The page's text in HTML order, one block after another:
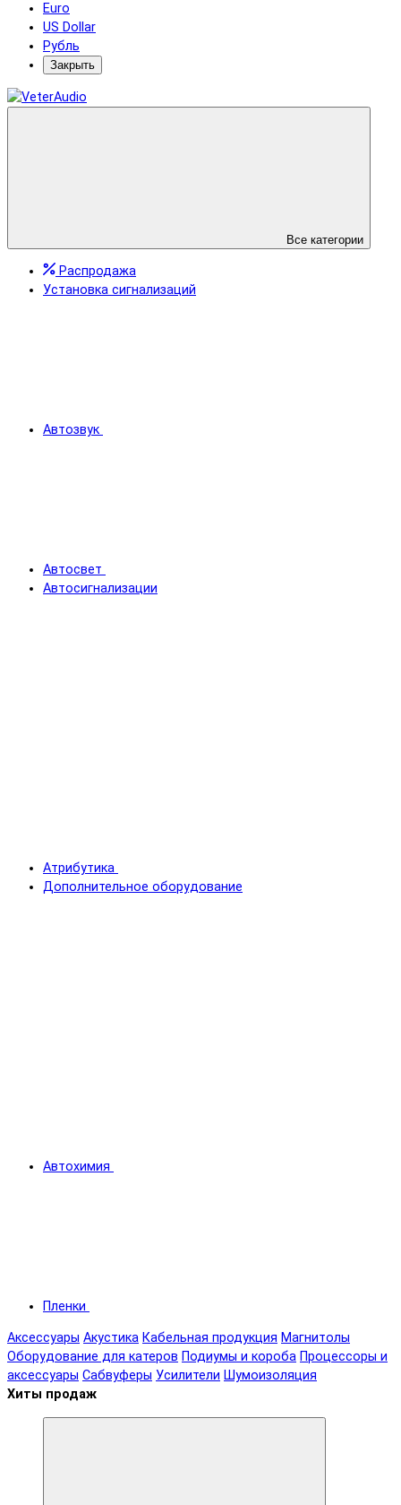
Euro
US Dollar
Рубль
Закрыть
Все категории
Распродажа
Установка сигнализаций
Автозвук
Автосвет
Автосигнализации
Атрибутика
Дополнительное оборудование
Автохимия
Пленки
Аксессуары Акустика Кабельная продукция Магнитолы
Оборудование для катеров Подиумы и короба Процессоры и
аксессуары Сабвуферы Усилители Шумоизоляция
Хиты продаж